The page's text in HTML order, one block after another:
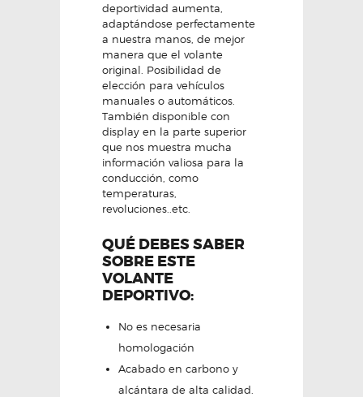
deportividad aumenta,
adaptándose perfectamente
a nuestra manos, de mejor
manera que el volante
original. Posibilidad de
elección para vehículos
manuales o automáticos.
También disponible con
display en la parte superior
que nos muestra mucha
información valiosa para la
conducción, como
temperaturas,
revoluciones..etc.
QUÉ DEBES SABER
SOBRE ESTE
VOLANTE
DEPORTIVO:
No es necesaria
homologación
Acabado en carbono y
alcántara de alta calidad.